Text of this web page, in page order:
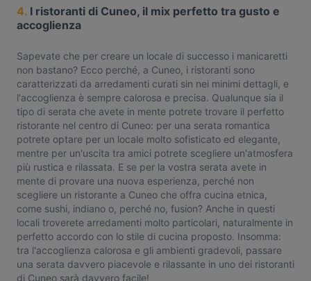
4. I ristoranti di Cuneo, il mix perfetto tra gusto e
accoglienza
Sapevate che per creare un locale di successo i manicaretti
non bastano? Ecco perché, a Cuneo, i ristoranti sono
caratterizzati da arredamenti curati sin nei minimi dettagli, e
l'accoglienza è sempre calorosa e precisa. Qualunque sia il
tipo di serata che avete in mente potrete trovare il perfetto
ristorante nel centro di Cuneo: per una serata romantica
potrete optare per un locale molto sofisticato ed elegante,
mentre per un'uscita tra amici potrete scegliere un'atmosfera
più rustica e rilassata. E se per la vostra serata avete in
mente di provare una nuova esperienza, perché non
scegliere un ristorante a Cuneo che offra cucina etnica,
come sushi, indiano o, perché no, fusion? Anche in questi
locali troverete arredamenti molto particolari, naturalmente in
perfetto accordo con lo stile di cucina proposto. Insomma:
tra l'accoglienza calorosa e gli ambienti gradevoli, passare
una serata davvero piacevole e rilassante in uno dei ristoranti
di Cuneo sarà davvero facile!